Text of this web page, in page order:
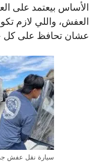
الأساس بيعتمد على
العفش، واللي لازم
عشان تحافظ على كل
سيارة نقل عفش